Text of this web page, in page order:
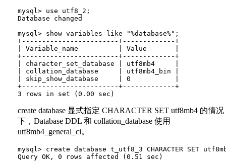
mysql> use utf8_2;
Database changed
mysql> show variables like "%database%";
+------------------------+-------------+
| Variable_name          | Value       |
+------------------------+-------------+
| character_set_database | utf8mb4     |
| collation_database     | utf8mb4_bin |
| skip_show_database     | 0           |
+------------------------+-------------+
create database 显式指定 CHARACTER SET utf8mb4 的情况
下，Database DDL 和 collation_database 使用
utf8mb4_general_ci。
mysql> create database t_utf8_3 CHARACTER SET
Query OK, 0 rows affected (0.51 sec)